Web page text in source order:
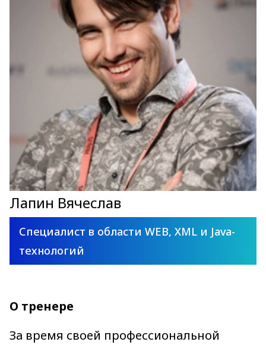
Лапин Вячеслав
Специалист в области WEB, XML и Java-
технологий
О тренере
За время своей профессиональной